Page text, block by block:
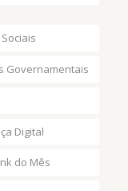
Governamentais
Digital
do Mês